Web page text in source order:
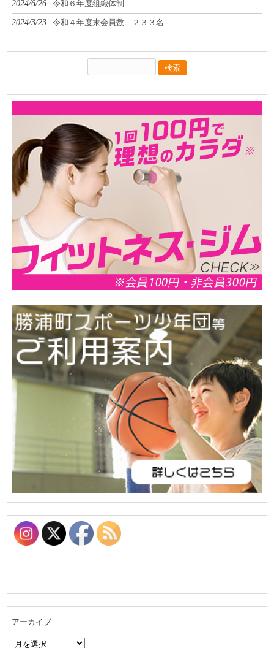
2024/6/26 令和６年度組織体制
2024/3/23 令和４年度末会員数 ２３３名
索:
アーカイブ
ア